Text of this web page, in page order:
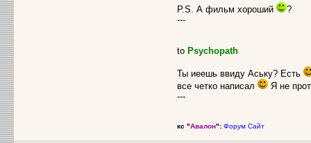
P.S. А фильм хороший
?
---
to Psychopath
Ты иеешь ввиду Аську? Есть
все четко написал
Я не
---
кс "Авалон": Форум Сайт